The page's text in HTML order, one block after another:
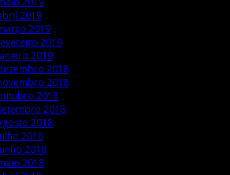
2019
2019
2019
2019
2018
2018
2018
2018
2018
2018
2018
2018